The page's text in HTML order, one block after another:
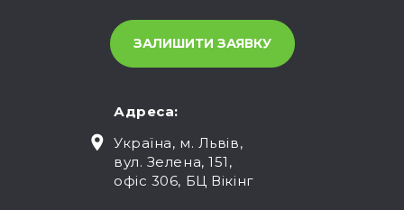
Адреса:
Україна, м. Львів,
вул. Зелена, 151,
офіс 306, БЦ Вікінг